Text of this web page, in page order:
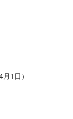
1日）